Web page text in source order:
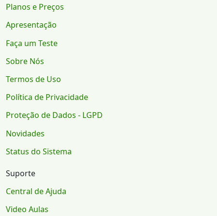
Planos e Preços
Apresentação
Faça um Teste
Sobre Nós
Termos de Uso
Política de Privacidade
Proteção de Dados - LGPD
Novidades
Status do Sistema
Suporte
Central de Ajuda
Video Aulas